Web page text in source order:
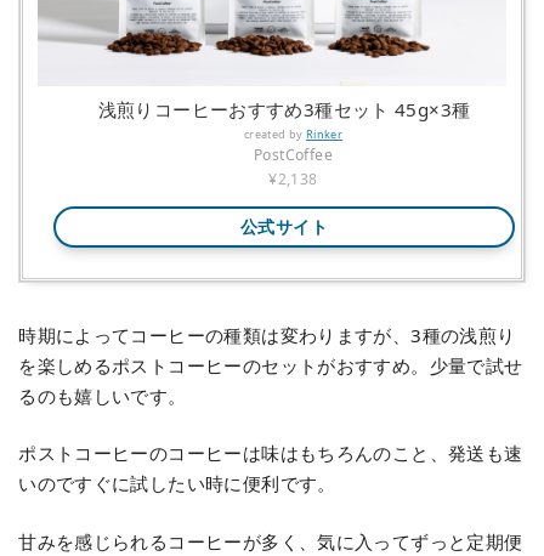
浅煎りコーヒーおすすめ3種セット 45g×3種
created by Rinker
PostCoffee
¥2,138
公式サイト
時期によってコーヒーの種類は変わりますが、3種の浅煎り
を楽しめるポストコーヒーのセットがおすすめ。少量で試せ
るのも嬉しいです。
ポストコーヒーのコーヒーは味はもちろんのこと、発送も速
いのですぐに試したい時に便利です。
甘みを感じられるコーヒーが多く、気に入ってずっと定期便